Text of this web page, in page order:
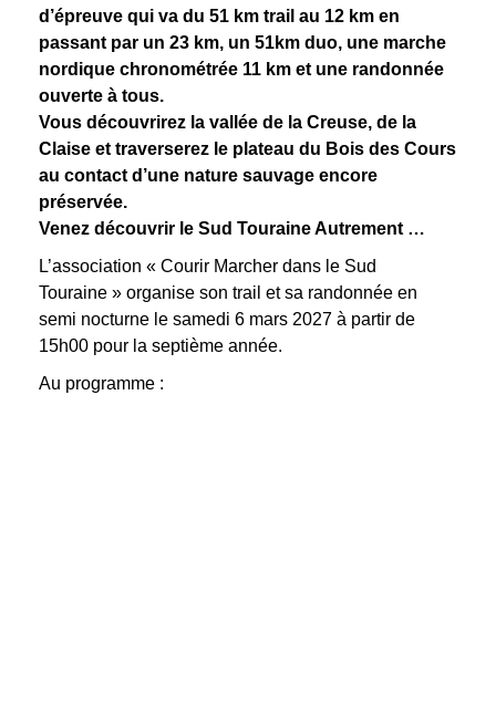
d’épreuve qui va du 51 km trail au 12 km en
passant par un 23 km, un 51km duo, une marche
nordique chronométrée 11 km et une randonnée
ouverte à tous.
Vous découvrirez la vallée de la Creuse, de la
Claise et traverserez le plateau du Bois des Cours
au contact d’une nature sauvage encore
préservée.
Venez découvrir le Sud Touraine Autrement …
L’association « Courir Marcher dans le Sud
Touraine » organise son trail et sa randonnée en
semi nocturne le samedi 6 mars 2027 à partir de
15h00 pour la septième année.
Au programme :